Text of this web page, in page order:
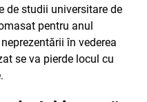
de studii universitare de
pentru anul
în vederea
se va pierde locul cu